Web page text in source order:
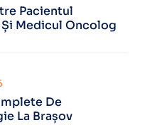
Pacientul
Medicul Oncolog
De
La Brașov